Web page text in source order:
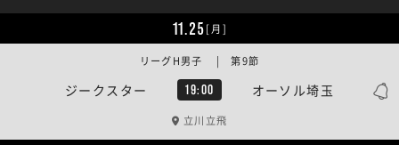
11.25[月]
ジークスター 19:00 オーソル埼玉
リーグH男子 | 第9節
立川立飛